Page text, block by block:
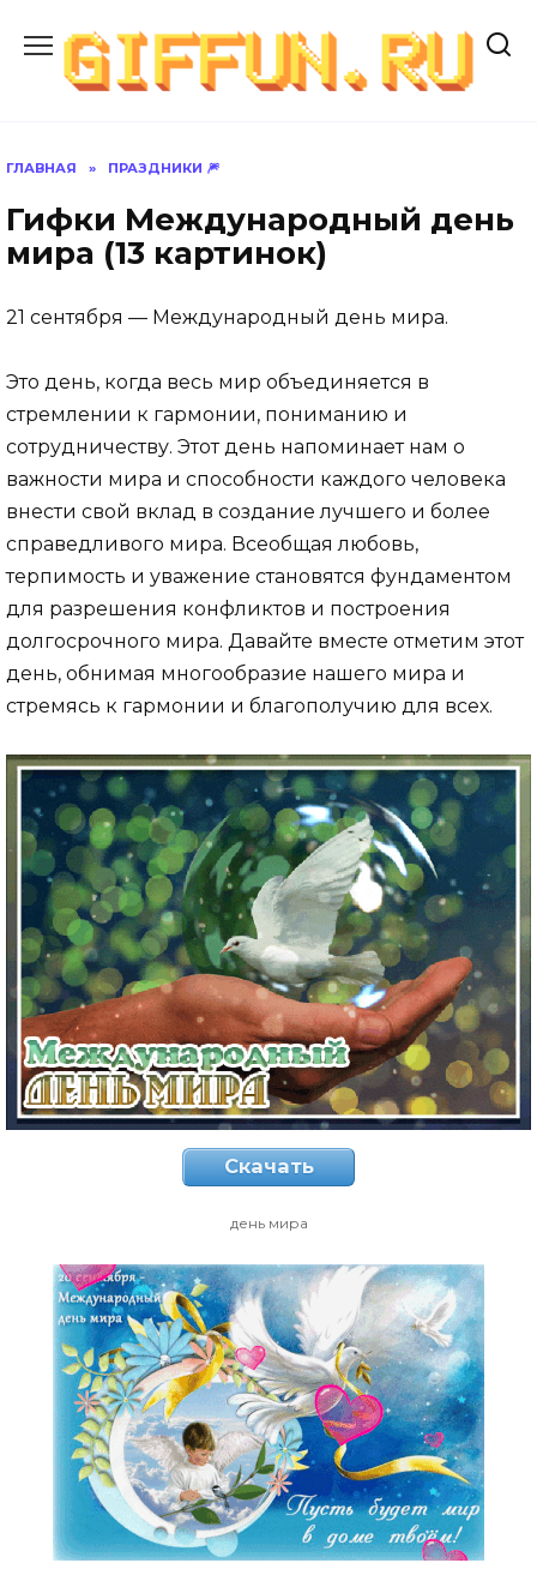
содержанию
ГЛАВНАЯ » ПРАЗДНИКИ 🎆
Гифки Международный день
мира (13 картинок)
21 сентября — Международный день мира.
Это день, когда весь мир объединяется в
стремлении к гармонии, пониманию и
сотрудничеству. Этот день напоминает нам о
важности мира и способности каждого человека
внести свой вклад в создание лучшего и более
справедливого мира. Всеобщая любовь,
терпимость и уважение становятся фундаментом
для разрешения конфликтов и построения
долгосрочного мира. Давайте вместе отметим этот
день, обнимая многообразие нашего мира и
стремясь к гармонии и благополучию для всех.
Скачать
день мира